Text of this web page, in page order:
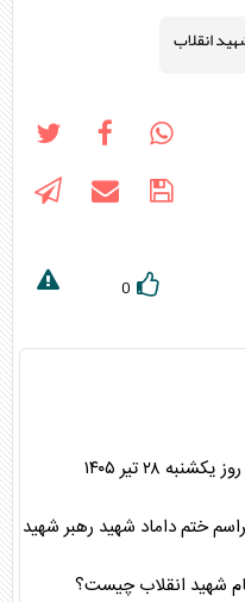
انقلاب
0
۲۸ تیر ۱۴۰۵
ختم داماد شهید رهبر شهید
شهید انقلاب چیست؟